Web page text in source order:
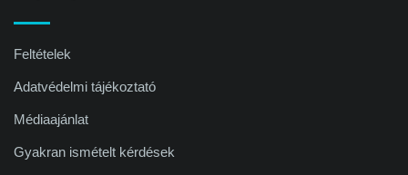
Feltételek
Adatvédelmi tájékoztató
Médiaajánlat
Gyakran ismételt kérdések